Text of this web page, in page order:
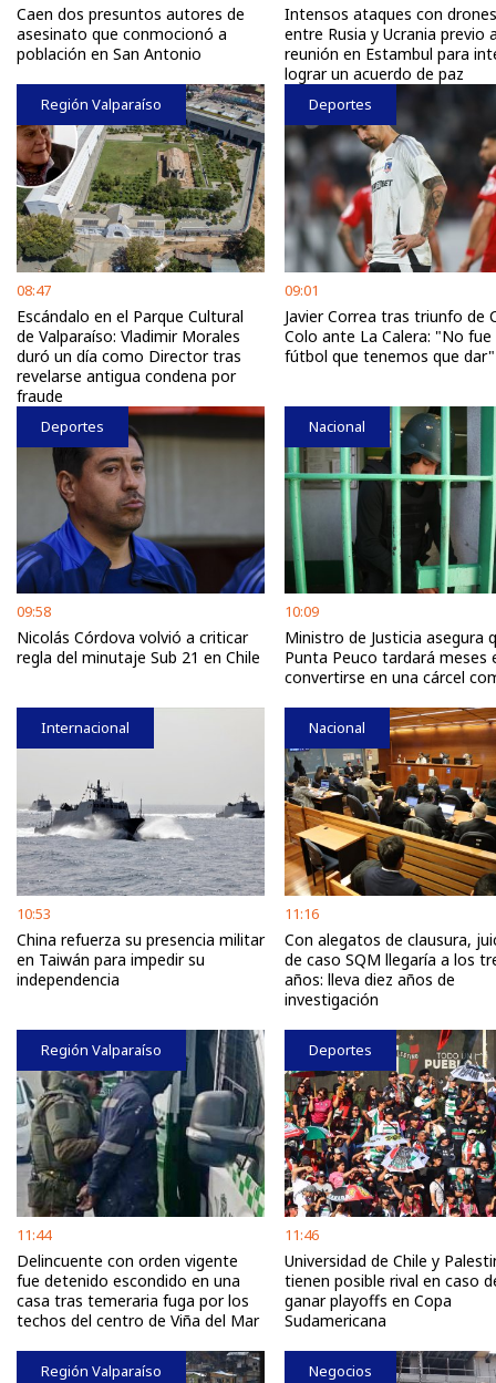
Caen dos presuntos autores de
asesinato que conmocionó a
población en San Antonio
Intensos ataques con drones
entre Rusia y Ucrania previo
reunión en Estambul para
lograr un acuerdo de paz
Región Valparaíso
08:47
Escándalo en el Parque Cultural
de Valparaíso: Vladimir Morales
duró un día como Director tras
revelarse antigua condena por
fraude
Deportes
09:01
Javier Correa tras triunfo de
Colo ante La Calera: "No fue
fútbol que tenemos que dar"
Deportes
09:58
Nicolás Córdova volvió a criticar
regla del minutaje Sub 21 en Chile
Nacional
10:09
Ministro de Justicia asegura
Punta Peuco tardará meses
convertirse en una cárcel
Internacional
10:53
China refuerza su presencia militar
en Taiwán para impedir su
independencia
Nacional
11:16
Con alegatos de clausura,
de caso SQM llegaría a los
años: lleva diez años de
investigación
Región Valparaíso
11:44
Delincuente con orden vigente
fue detenido escondido en una
casa tras temeraria fuga por los
techos del centro de Viña del Mar
Deportes
11:46
Universidad de Chile y
tienen posible rival en caso
ganar playoffs en Copa
Sudamericana
Región Valparaíso Negocios